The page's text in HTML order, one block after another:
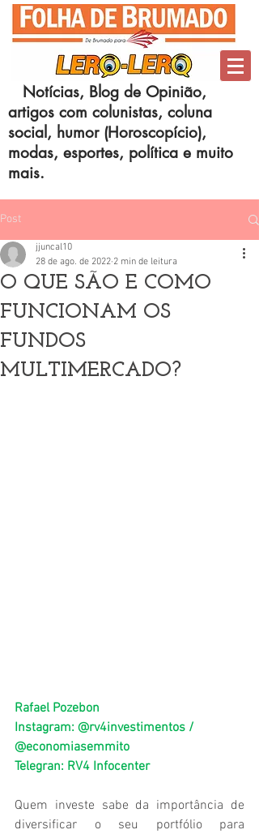
Notícias, Blog de Opinião,
artigos com colunistas, coluna
social, humor (Horoscopício),
modas, esportes, política e muito
mais.
Post
O QUE SÃO E COMO
FUNCIONAM OS
FUNDOS
MULTIMERCADO?
jjuncal10
28 de ago. de 2022 2 min de leitura
Rafael Pozebon
Instagram: @rv4investimentos /
@economiasemmito
Telegran: RV4 Infocenter
Quem investe sabe da importância de
diversificar o seu portfólio para